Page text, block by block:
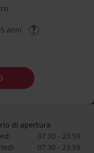
anni
di apertura
07:30 - 23:59
07:30 - 23:59